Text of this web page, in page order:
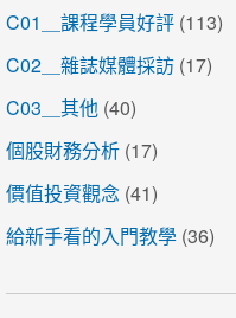
C01＿課程學員好評 (113)
C02＿雜誌媒體採訪 (17)
C03＿其他 (40)
個股財務分析 (17)
價值投資觀念 (41)
給新手看的入門教學 (36)